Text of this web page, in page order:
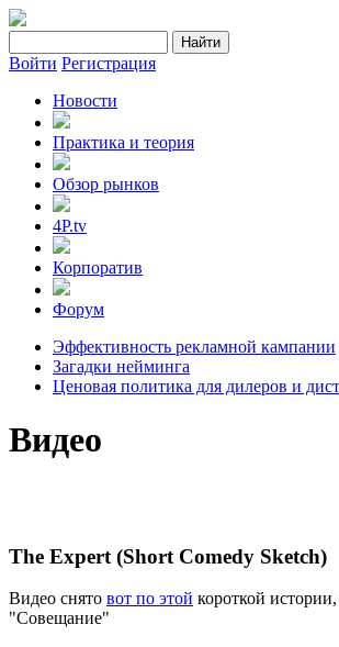
Войти Регистрация
Новости
Практика и теория
Обзор рынков
4P.tv
Корпоратив
Форум
Эффективность рекламной кампании
Загадки нейминга
Ценовая политика для дилеров и
Видео
The Expert (Short Comedy Sketch)
Видео снято вот по этой короткой
"Совещание"